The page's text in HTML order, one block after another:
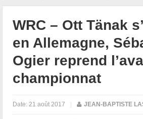
WRC – Ott Tänak
en Allemagne,
Ogier reprend
championnat
Date: 21 août 2017 | JEAN-BAPTISTE